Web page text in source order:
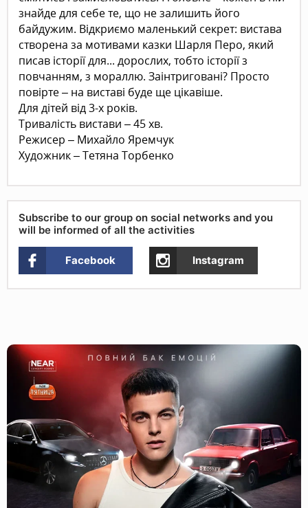
знайде для себе те, що не залишить його
байдужим. Відкриємо маленький секрет: вистава
створена за мотивами казки Шарля Перо, який
писав історії для... дорослих, тобто історії з
повчанням, з мораллю. Заінтриговані? Просто
повірте – на виставі буде ще цікавіше.
Для дітей від 3-х років.
Тривалість вистави – 45 хв.
Режисер – Михайло Яремчук
Художник – Тетяна Торбенко
Subscribe to our group on social networks and you
will be informed of all the activities
Facebook Instagram